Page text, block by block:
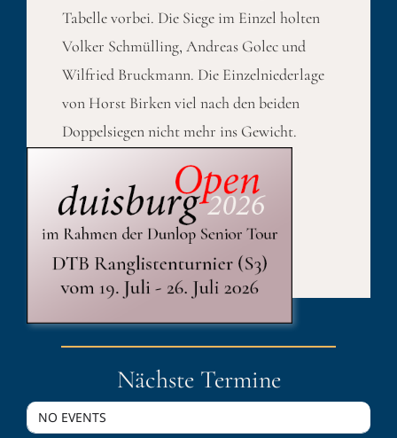
Tabelle vorbei. Die Siege im Einzel holten
Volker Schmülling, Andreas Golec und
Wilfried Bruckmann. Die Einzelniederlage
von Horst Birken viel nach den beiden
Doppelsiegen nicht mehr ins Gewicht.
Published On: 25. August 2021
Kategorien:Sport
Nächste Termine
NO EVENTS